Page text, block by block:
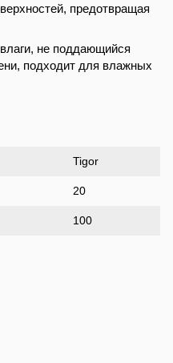
предотвращая
не поддающийся
подходит для влажных
Tigor
20
100